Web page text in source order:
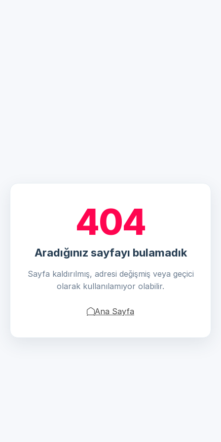
404
Aradığınız sayfayı bulamadık
Sayfa kaldırılmış, adresi değişmiş veya geçici
olarak kullanılamıyor olabilir.
Ana Sayfa